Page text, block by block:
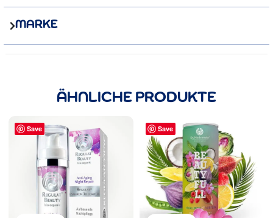
MARKE
ÄHNLICHE PRODUKTE
Save Save